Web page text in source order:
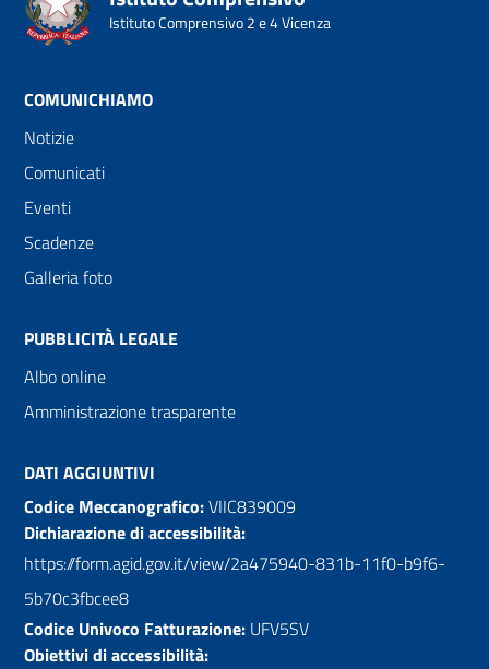
Istituto Comprensivo 2 e 4 Vicenza
COMUNICHIAMO
Notizie
Comunicati
Eventi
Scadenze
Galleria foto
PUBBLICITÀ LEGALE
Albo online
Amministrazione trasparente
DATI AGGIUNTIVI
Codice Meccanografico:VIIC839009
Dichiarazione di accessibilità:
https://form.agid.gov.it/view/2a475940-831b-11f0-b9f6-
5b70c3fbcee8
Codice Univoco Fatturazione: UFV5SV
Obiettivi di accessibilità: